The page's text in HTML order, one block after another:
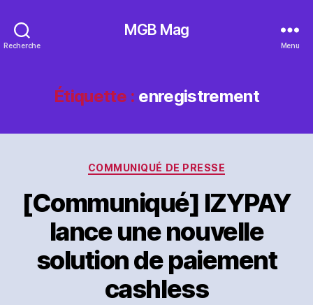
Recherche
MGB Mag
Menu
Étiquette : enregistrement
Catégories
COMMUNIQUÉ DE PRESSE
[Communiqué] IZYPAY
lance une nouvelle
solution de paiement
cashless